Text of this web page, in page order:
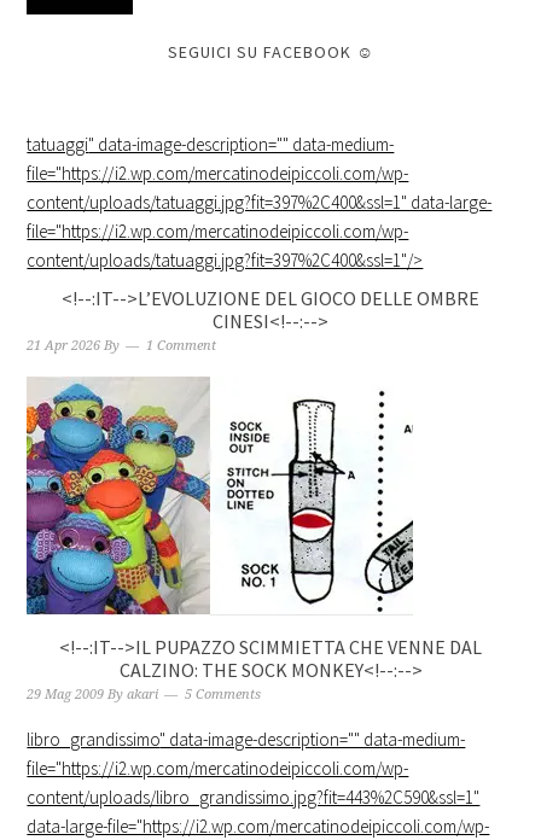
SEGUICI SU FACEBOOK ☺
tatuaggi" data-image-description="" data-medium-
file="https://i2.wp.com/mercatinodeipiccoli.com/wp-
content/uploads/tatuaggi.jpg?fit=397%2C400&ssl=1" data-large-
file="https://i2.wp.com/mercatinodeipiccoli.com/wp-
content/uploads/tatuaggi.jpg?fit=397%2C400&ssl=1"/>
<!--:IT-->L’EVOLUZIONE DEL GIOCO DELLE OMBRE
CINESI<!--:-->
21 Apr 2026 By 1 Comment
<!--:IT-->IL PUPAZZO SCIMMIETTA CHE VENNE DAL
CALZINO: THE SOCK MONKEY<!--:-->
29 Mag 2009 Byakari 5 Comments
libro_grandissimo" data-image-description="" data-medium-
file="https://i2.wp.com/mercatinodeipiccoli.com/wp-
content/uploads/libro_grandissimo.jpg?fit=443%2C590&ssl=1"
data-large-file="https://i2.wp.com/mercatinodeipiccoli.com/wp-